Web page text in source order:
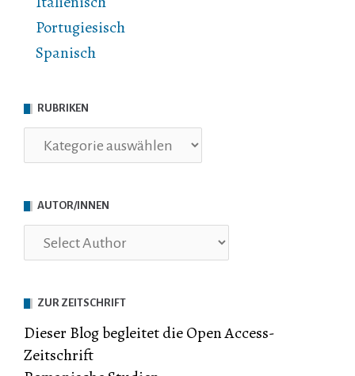
Portugiesisch
Spanisch
RUBRIKEN
Rubriken
AUTOR/INNEN
ZUR ZEITSCHRIFT
Dieser Blog begleitet die Open Access-
Zeitschrift